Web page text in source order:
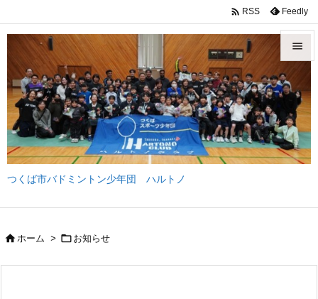
つくば市バドミントン少年団 ハルトノ


メニュ

サイド

前へ
 RSS Feedly
ホーム >  お知らせ